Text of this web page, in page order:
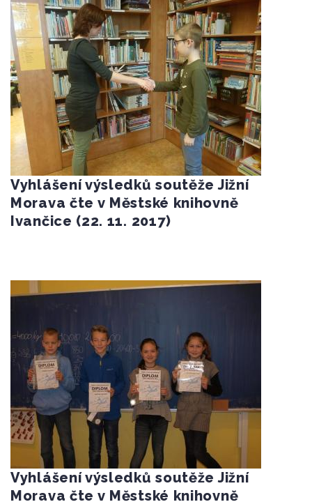
Vyhlášení výsledků soutěže Jižní
Morava čte v Městské knihovně
Ivančice (22. 11. 2017)
Vyhlášení výsledků soutěže Jižní
Morava čte v Městské knihovně